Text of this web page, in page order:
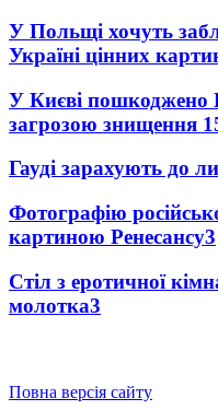
У Польщі хочуть
Україні цінних
У Києві пошкоджено
загрозою знищення
Гауді зарахують до
Фотографію
картиною Ренесансу3
Стіл з еротичної
молотка3
Повна версія сайту